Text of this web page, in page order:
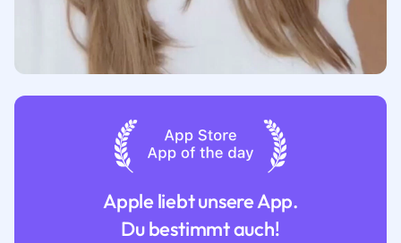
Apple liebt unsere App.
Du bestimmt auch!